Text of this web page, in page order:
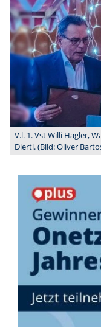
V.l. 1. Vst Willi Hagler,
Diertl. (Bild: Oliver